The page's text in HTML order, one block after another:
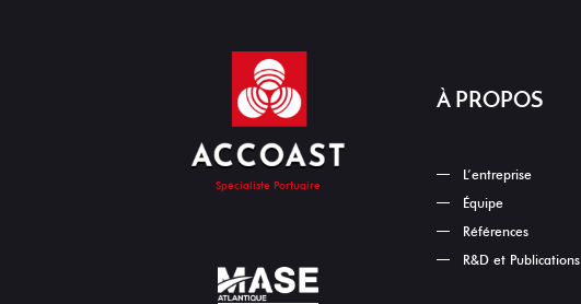
Spécialiste Portuaire
À PROPOS
L’entreprise
Équipe
Références
R&D et Publications